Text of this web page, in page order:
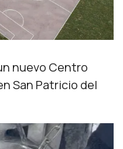
nuevo Centro
San Patricio del